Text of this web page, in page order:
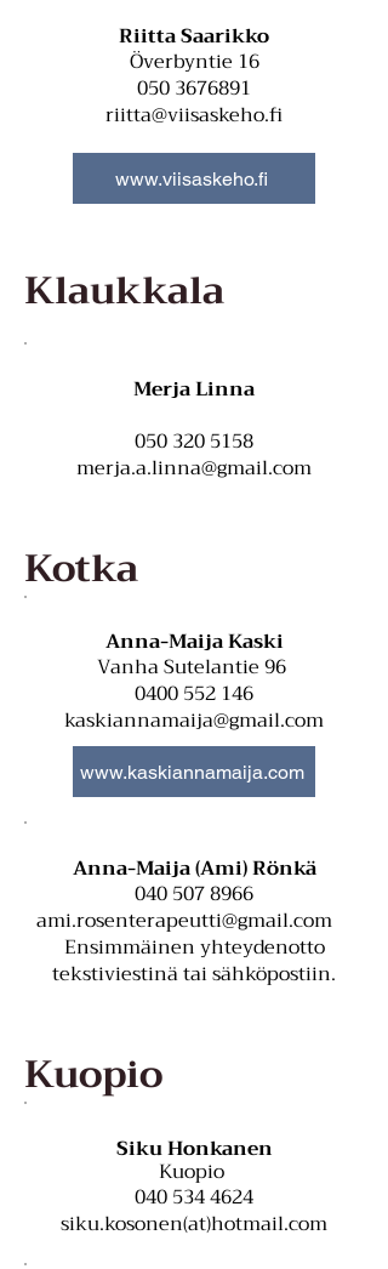
Riitta Saarikko
Överbyntie 16
050 3676891
riitta@viisaskeho.fi
www.viisaskeho.fi
Klaukkala
Merja Linna
050 320 5158
merja.a.linna@gmail.com
Kotka
Anna-Maija Kaski
Vanha Sutelantie 96
0400 552 146
kaskiannamaija@gmail.com
www.kaskiannamaija.com
Anna-Maija (Ami) Rönkä
040 507 8966
ami.rosenterapeutti@gmail.com
Ensimmäinen yhteydenotto
tekstiviestinä tai sähköpostiin.
Kuopio
Siku Honkanen
Kuopio
040 534 4624
siku.kosonen(at)hotmail.com